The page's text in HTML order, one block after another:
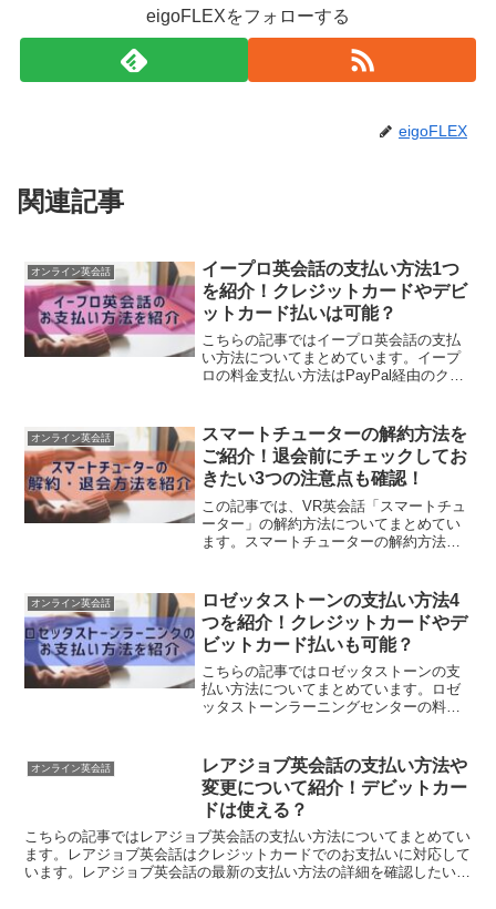
eigoFLEXをフォローする
eigoFLEX
関連記事
オンライン英会話
イープロ英会話の支払い方法1つ
を紹介！クレジットカードやデビ
ットカード払いは可能？
こちらの記事ではイープロ英会話の支払
い方法についてまとめています。イープ
ロの料金支払い方法はPayPal経由のクレ
意点をまとめていますので、ぜひチェッ
クしてみて下さいね...
オンライン英会話
スマートチューターの解約方法を
ご紹介！退会前にチェックしてお
きたい3つの注意点も確認！
この記事では、VR英会話「スマートチュ
ーター」の解約方法についてまとめてい
ます。スマートチューターの解約方法
に注意点等詳しく紹介していますのでぜ
ひ参考にして下さい。＼...
オンライン英会話
ロゼッタストーンの支払い方法4
つを紹介！クレジットカードやデ
ビットカード払いも可能？
こちらの記事ではロゼッタストーンの支
払い方法についてまとめています。ロゼ
ッタストーンラーニングセンターの料金
トーンのオンライン版とは支払い方法が
異なるのでご注意ください...
オンライン英会話
レアジョブ英会話の支払い方法や
変更について紹介！デビットカー
ドは使える？
こちらの記事ではレアジョブ英会話の支払い方法についてまとめてい
ます。レアジョブ英会話はクレジットカードでのお支払いに対応して
います。レアジョブ英会話の最新の支払い方法の詳細を確認したい方